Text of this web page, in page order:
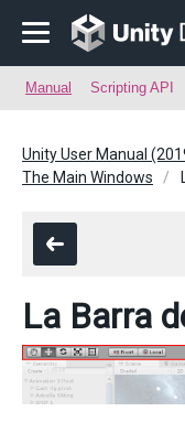
Manual Scripting API
Unity User Manual
The Main Windows
La Barra